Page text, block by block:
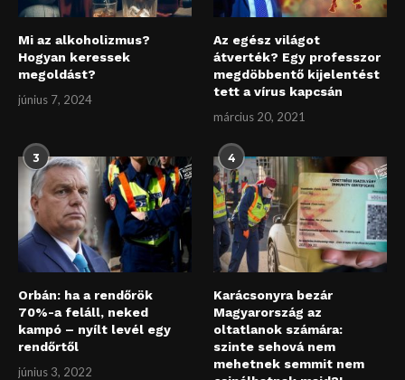
Mi az alkoholizmus?
Hogyan keressek
megoldást?
június 7, 2024
Az egész világot
átverték? Egy professzor
megdöbbentő kijelentést
tett a vírus kapcsán
március 20, 2021
3
Orbán: ha a rendőrök
70%-a feláll, neked
kampó – nyílt levél egy
rendőrtől
június 3, 2022
4
Karácsonyra bezár
Magyarország az
oltatlanok számára:
szinte sehová nem
mehetnek semmit nem